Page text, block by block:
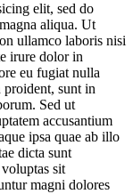
elit, sed do
aliqua. Ut
ullamco laboris nisi
irure dolor in
eu fugiat nulla
proident, sunt in
Sed ut
accusantium
ipsa quae ab illo
dicta sunt
sit
magni dolores